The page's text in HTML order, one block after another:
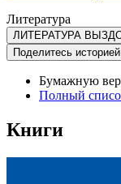
Литература
ЛИТЕРАТУРА
Поделитесь
Бумажную
Полный
Книги